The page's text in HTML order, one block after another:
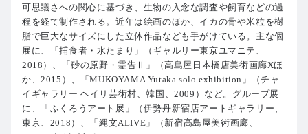
可思議さへの関心に基づき、生物の入念な調査や飼育などの過
程を経て制作される。近年は絵画のほか、イカの骨や米粒を樹
脂で巨大なサイズにした立体作品なども手がけている。主な個
展に、「捕食者・水たまり」（ギャルリー東京ユマニテ、
2018）、「砂の原野・霊告Ⅱ」（高島屋日本橋店美術画廊Xほ
か、2015）、「MUKOYAMA Yutaka solo exhibition」（チャ
イギャラリー ヘイリ芸術村、韓国、2009）など。グループ展
に、「ふくろうアート展」（伊勢丹新宿店アートギャラリー、
東京、2018）、「縄文ALIVE」（新宿高島屋美術画廊、